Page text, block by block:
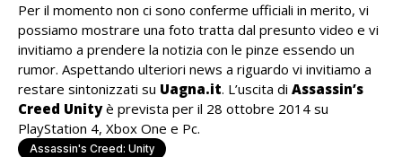
Per il momento non ci sono conferme ufficiali in merito, vi
possiamo mostrare una foto tratta dal presunto video e vi
invitiamo a prendere la notizia con le pinze essendo un
rumor. Aspettando ulteriori news a riguardo vi invitiamo a
restare sintonizzati su Uagna.it. L’uscita di Assassin’s
Creed Unityè prevista per il 28 ottobre 2014 su
PlayStation 4, Xbox One e Pc.
Assassin's Creed: Unity